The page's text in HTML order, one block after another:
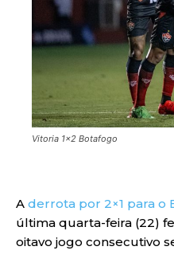
Vitoria 1x2 Botafogo
A derrota por 2×1 para o
última quarta-feira (22)
oitavo jogo consecutivo